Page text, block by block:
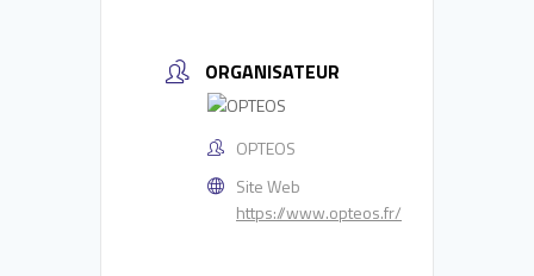
ORGANISATEUR
OPTEOS
Site Web
https://www.opteos.fr/